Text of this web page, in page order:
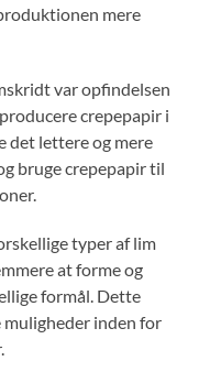
mere
var opfindelsen
crepepapir i
det lettere og mere
bruge crepepapir til
typer af lim
at forme og
formål. Dette
inden for